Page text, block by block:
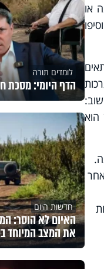
או
הוא
לומדים תורה
הדף היומי: מסכת
חדשות היום
האיום לא הוסר:
את המצב המיוחד